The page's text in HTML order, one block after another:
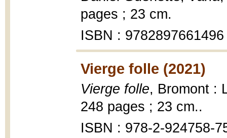
pages ; 23 cm.
ISBN : 9782897661496
Vierge folle (2021)
Vierge folle, Bromont :
248 pages ; 23 cm..
ISBN : 978-2-924758-